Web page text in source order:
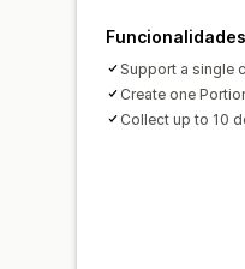
Funcionalidades
Support a single
Create one
Collect up to 10